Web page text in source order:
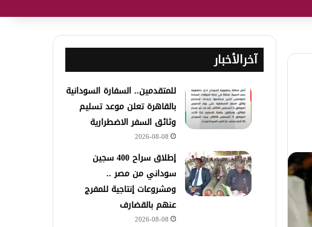
آخرالأخبار
للمتقدمين.. السفارة السودانية
بالقاهرة تعلن موعد تسليم
وثائق السفر الاضطرارية
2026-08-08
إطلاق سراح 400 سجين
سوداني من مصر ..
ومشروعات إنتاجية للمفرج
عنهم بالقضارف
2026-08-08